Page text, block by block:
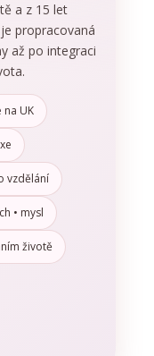
a z 15 let
propracovaná
až po integraci
UK
vzdělání
• mysl
životě